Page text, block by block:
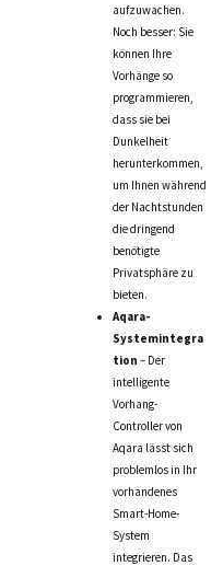
aufzuwachen.
Noch besser: Sie
können Ihre
Vorhänge so
programmieren,
dass sie bei
Dunkelheit
herunterkommen,
um Ihnen während
der Nachtstunden
die dringend
benötigte
Privatsphäre zu
bieten.
Aqara-
Systemintegra
tion – Der
intelligente
Vorhang-
Controller von
Aqara lässt sich
problemlos in Ihr
vorhandenes
Smart-Home-
System
integrieren. Das